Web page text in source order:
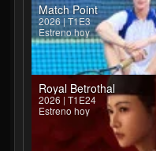
Match Point
2026 | T1E3
Estreno hoy
Royal Betrothal
2026 | T1E24
Estreno hoy